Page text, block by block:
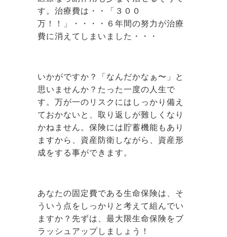
す。治療費は・・「３００
万！！」・・・・６年間の努力が治療
費に消えてしまいました・・・
いかがですか？「なんだかなぁ〜」と
思いませんか？たった一度の人生で
す。万が一のリスクにはしっかり備え
ておかないと、取り返しが難しくなり
かねません。保険には貯蓄機能もあり
ますから、資産防衛しながら、資産形
成をする事ができます。
あなたの固定費である生命保険は、そ
ういう点をしっかりと考えて組んでい
ますか？先ずは、最大限生命保険をブ
ラッシュアップしましょう！